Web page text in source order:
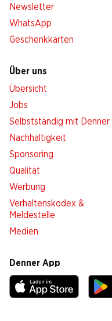
Newsletter
WhatsApp
Geschenkkarten
Über uns
Übersicht
Jobs
Selbstständig mit Denner
Nachhaltigkeit
Sponsoring
Qualität
Werbung
Verhaltenskodex &
Meldestelle
Medien
Denner App